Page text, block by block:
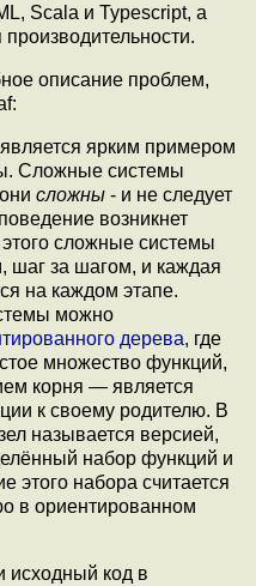
Scala и Typescript, а
описание проблем,
ярким примером
Сложные системы
сложны - и не следует
возникнет
сложные системы
шаг за шагом, и каждая
на каждом этапе.
можно
дерева, где
множество функций,
корня — является
к своему родителю. В
называется версией,
набор функций и
этого набора считается
в ориентированном
исходный код в